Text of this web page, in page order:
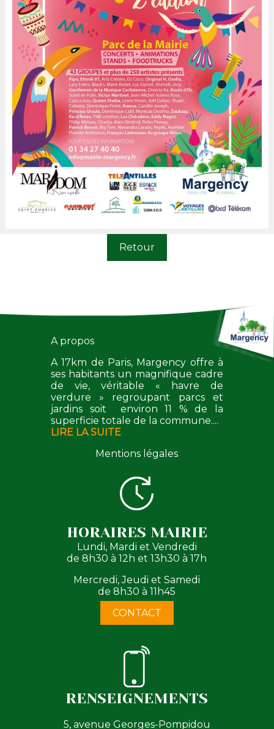
Retour
A propos
A 17km de Paris, Margency offre à
ses habitants un magnifique cadre
de vie, véritable « havre de
verdure » regroupant parcs et
jardins soit environ 11 % de la
superficie totale de la commune....
LIRE LA SUITE
Mentions légales
HORAIRES MAIRIE
Lundi, Mardi et Vendredi
de 8h30 à 12h et 13h30 à 17h
Mercredi, Jeudi et Samedi
de 8h30 à 11h45
CONTACT
RENSEIGNEMENTS
5, avenue Georges-Pompidou